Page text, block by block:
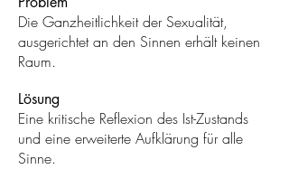
Die Ganzheitlichkeit der Sexualität,
ausgerichtet an den Sinnen erhält keinen
Raum.
Lösung
Eine kritische Reflexion des Ist-Zustands
und eine erweiterte Aufklärung für alle
Sinne.